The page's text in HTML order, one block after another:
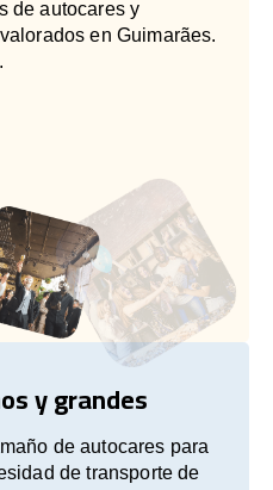
de autocares y
en Guimarães.
y grandes
de autocares para
de transporte de